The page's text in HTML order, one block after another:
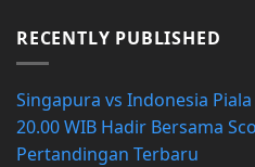
RECENTLY PUBLISHED
Singapura vs Indonesia
20.00 WIB Hadir Bersama
Pertandingan Terbaru